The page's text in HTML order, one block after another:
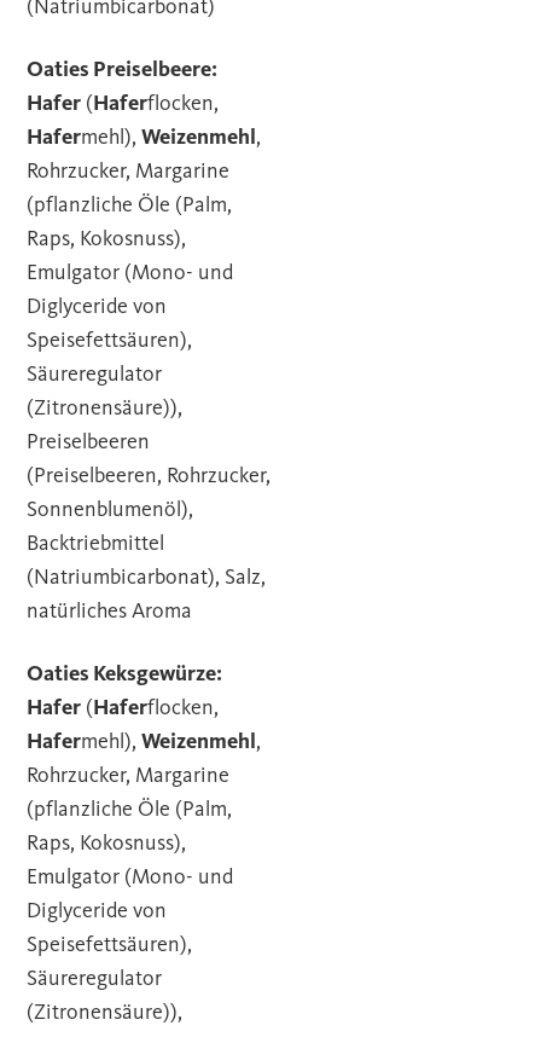
(Natriumbicarbonat)
Oaties Preiselbeere:
Hafer (Haferflocken,
Hafermehl), Weizenmehl,
Rohrzucker, Margarine
(pflanzliche Öle (Palm,
Raps, Kokosnuss),
Emulgator (Mono- und
Diglyceride von
Speisefettsäuren),
Säureregulator
(Zitronensäure)),
Preiselbeeren
(Preiselbeeren, Rohrzucker,
Sonnenblumenöl),
Backtriebmittel
(Natriumbicarbonat), Salz,
natürliches Aroma
Oaties Keksgewürze:
Hafer (Haferflocken,
Hafermehl), Weizenmehl,
Rohrzucker, Margarine
(pflanzliche Öle (Palm,
Raps, Kokosnuss),
Emulgator (Mono- und
Diglyceride von
Speisefettsäuren),
Säureregulator
(Zitronensäure)),